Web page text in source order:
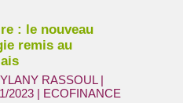
: le nouveau
remis au
RASSOUL |
2023 | ECOFINANCE